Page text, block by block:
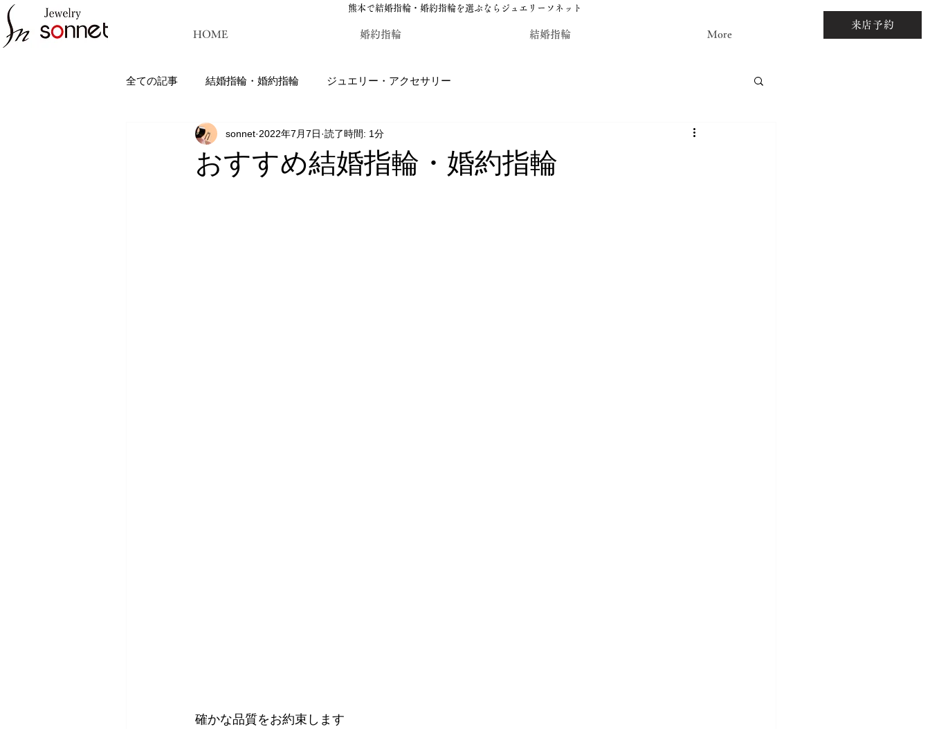
熊本で結婚指輪・婚約指輪を選ぶならジュエリーソネット
HOME 婚約指輪 結婚指輪 More
来店予約
全ての記事 結婚指輪・婚約指輪 ジュエリー・アクセサリー
ジュエリーソネット熊本：結婚指輪・婚約指輪のジュエリーソネット熊本 カラーストーン・レアストーンルース
おすすめ結婚指輪・婚約指輪
sonnet 2022年7月7日 読了時間: 1分
確かな品質をお約束します